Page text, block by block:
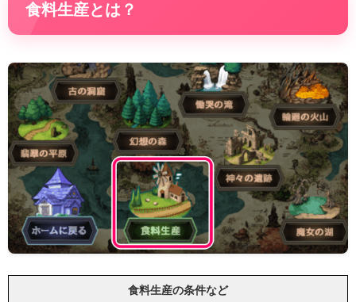
食料生産とは？
食料生産の条件など